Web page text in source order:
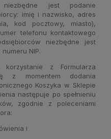
jest podanie
imię i nazwisko, adres
kod pocztowy, miasto),
telefonu kontaktowego
niezbędne jest
NIP.
z Formularza
z momentem dodania
Koszyka w Sklepie
następuje po spełnieniu
zgodnie z poleceniami
i